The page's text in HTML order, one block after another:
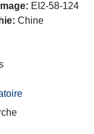
EI2-58-124
Chine